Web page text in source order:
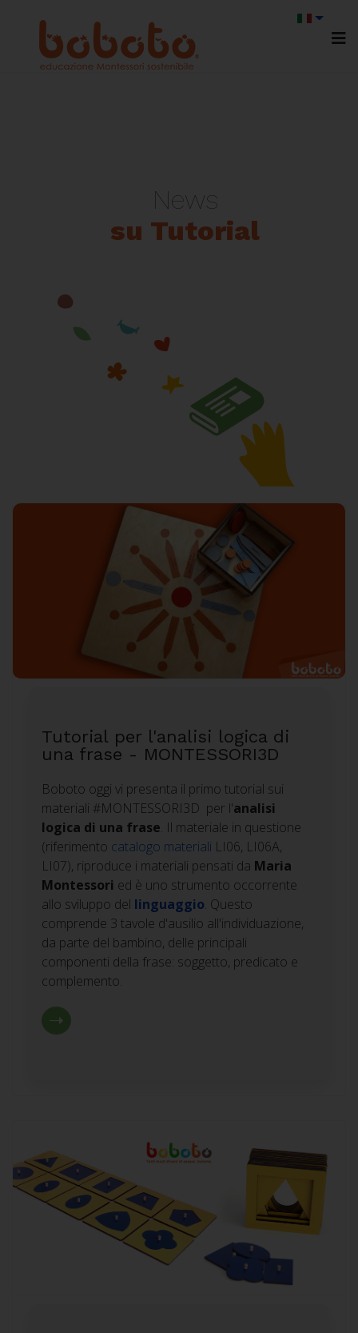
News
su Tutorial
Tutorial per l'analisi logica di
una frase - MONTESSORI3D
Boboto oggi vi presenta il primo tutorial sui
materiali #MONTESSORI3D per l'analisi
logica di una frase. Il materiale in questione
(riferimento catalogo materiali LI06, LI06A,
LI07), riproduce i materiali pensati da Maria
Montessori ed è uno strumento occorrente
allo sviluppo del linguaggio. Questo
comprende 3 tavole d'ausilio all'individuazione,
da parte del bambino, delle principali
componenti della frase: soggetto, predicato e
complemento.